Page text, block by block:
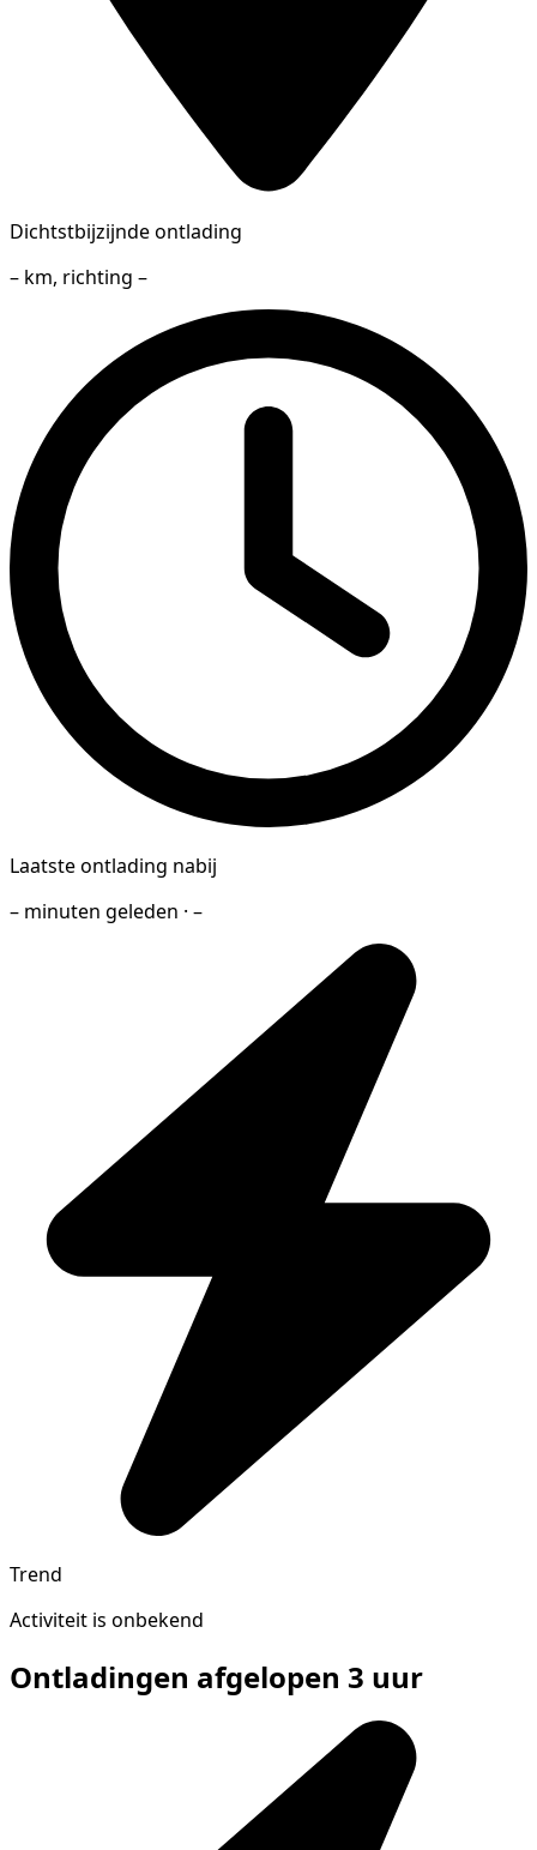
Dichtstbijzijnde ontlading
– km, richting –
Laatste ontlading nabij
– minuten geleden · –
Trend
Activiteit is onbekend
Ontladingen afgelopen 3 uur